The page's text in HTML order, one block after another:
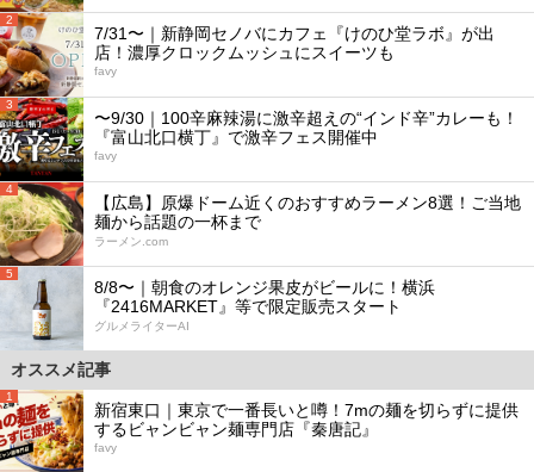
2
7/31〜｜新静岡セノバにカフェ『けのひ堂ラボ』が出
店！濃厚クロックムッシュにスイーツも
favy
3
〜9/30｜100辛麻辣湯に激辛超えの“インド辛”カレーも！
『富山北口横丁』で激辛フェス開催中
favy
4
【広島】原爆ドーム近くのおすすめラーメン8選！ご当地
麺から話題の一杯まで
ラーメン.com
5
8/8〜｜朝食のオレンジ果皮がビールに！横浜
『2416MARKET』等で限定販売スタート
グルメライターAI
オススメ記事
1
新宿東口｜東京で一番長いと噂！7mの麺を切らずに提供
するビャンビャン麺専門店『秦唐記』
favy